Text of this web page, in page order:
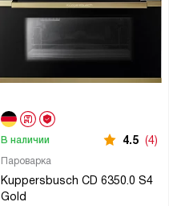
Пароварка
Kuppersbusch CD 6350.0 S4
Gold
В наличии 4.5 (4)